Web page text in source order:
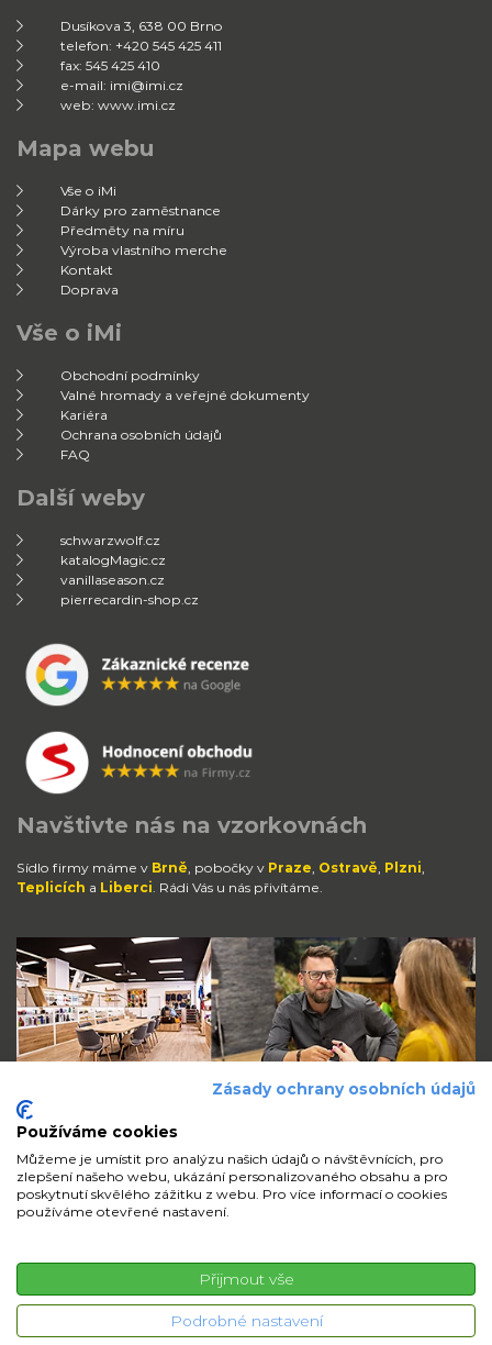
Dusíkova 3, 638 00 Brno
telefon: +420 545 425 411
fax: 545 425 410
e-mail: imi@imi.cz
web: www.imi.cz
Mapa webu
Vše o iMi
Dárky pro zaměstnance
Předměty na míru
Výroba vlastního merche
Kontakt
Doprava
Vše o iMi
Obchodní podmínky
Valné hromady a veřejné dokumenty
Kariéra
Ochrana osobních údajů
FAQ
Další weby
schwarzwolf.cz
katalogMagic.cz
vanillaseason.cz
pierrecardin-shop.cz
Navštivte nás na vzorkovnách
Sídlo firmy máme v Brně , pobočky v Praze Ostravě Plzni
Teplicích a Liberci . Rádi Vás u nás přivítáme.
Zůstaňte s námi v kontaktu
volejte
© 2026 iMi Partner, a.s. | Všechna práva vyhrazena
Zásady ochrany osobních údajů
Používáme cookies
Můžeme je umístit pro analýzu našich údajů o návštěvnících, pro
zlepšení našeho webu, ukázání personalizovaného obsahu a pro
poskytnutí skvělého zážitku z webu. Pro více informací o cookies
používáme otevřené nastavení.
Přijmout vše
Podrobné nastavení